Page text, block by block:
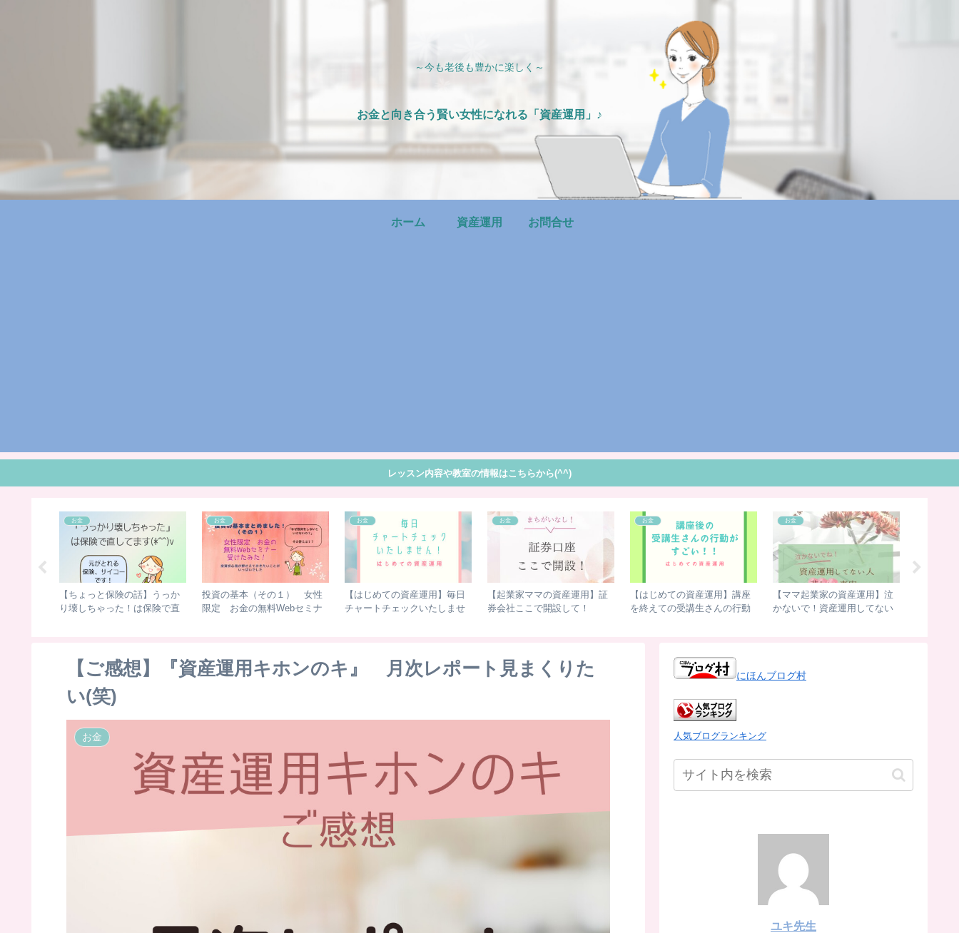
～今も老後も豊かに楽しく～
お金と向き合う賢い女性になれる「資産運用」♪
ホーム 資産運用 お問合せ
レッスン内容や教室の情報はこちらから(^^)
お金
【ちょっと保険の話】うっか
り壊しちゃった！は保険で直
お金
投資の基本（その１） 女性
限定 お金の無料Webセミナ
お金
【はじめての資産運用】毎日
チャートチェックいたしませ
お金
【起業家ママの資産運用】証
券会社ここで開設して！
お金
【はじめての資産運用】講座
を終えての受講生さんの行動
お金
【ママ起業家の資産運用】泣
かないで！資産運用してない
【ご感想】『資産運用キホンのキ』 月次レポート見まくりた
い(笑)
お金
にほんブログ村
人気ブログランキング
ユキ先生